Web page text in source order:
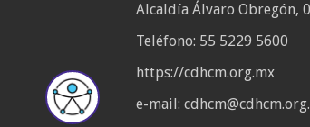
Alcaldía Álvaro Obregón,
Teléfono: 55 5229 5600
https://cdhcm.org.mx
e-mail: